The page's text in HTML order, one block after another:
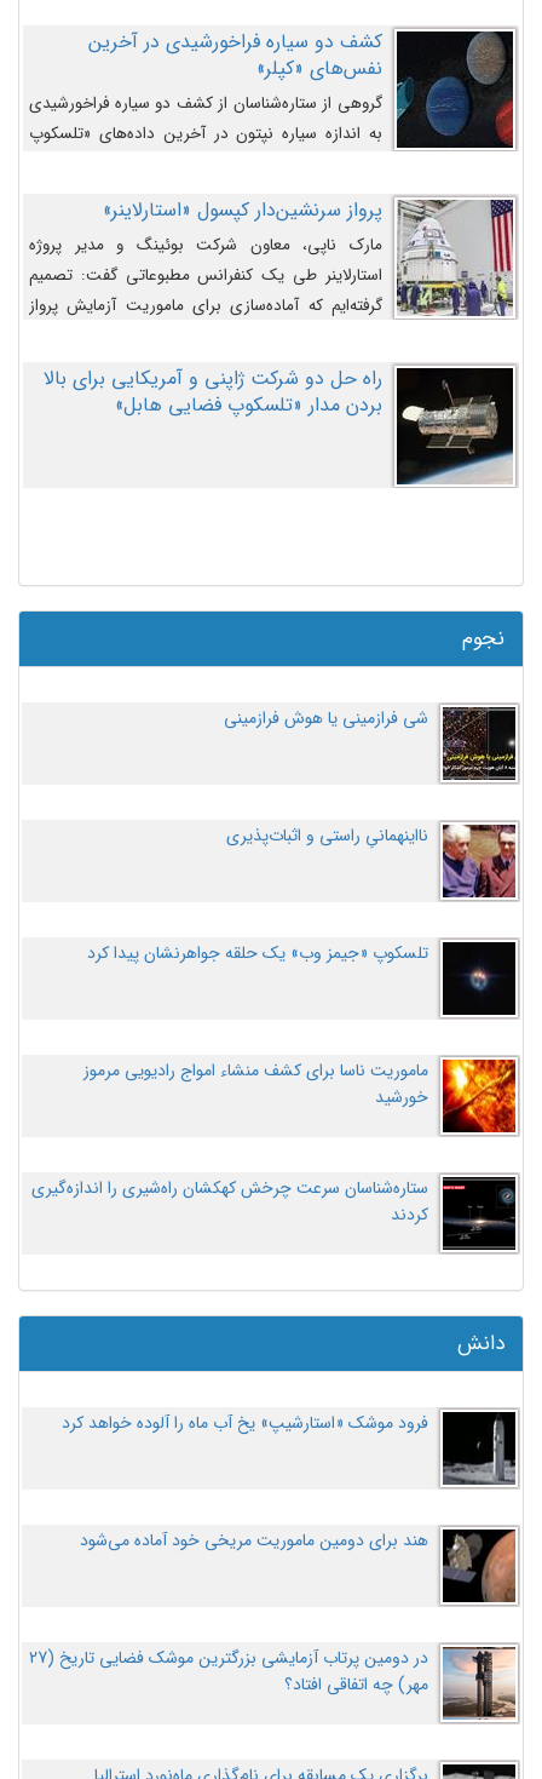
کشف دو سیاره فراخورشیدی در آخرین
نفس‌های «کپلر»
گروهی از ستاره‌شناسان از کشف دو سیاره فراخورشیدی
به اندازه سیاره نپتون در آخرین داده‌های «تلسکوپ
پرواز سرنشین‌دار کپسول «استارلاینر»
مارک ناپی، معاون شرکت بوئینگ و مدیر پروژه
استارلاینر طی یک کنفرانس مطبوعاتی گفت: تصمیم
گرفته‌ایم که آماده‌سازی برای ماموریت آزمایش پرواز
اصلاح کنیم.
راه حل دو شرکت ژاپنی و آمریکایی برای بالا
بردن مدار «تلسکوپ فضایی هابل»
نجوم
شی فرازمینی یا هوش فرازمینی
نااینهمانیِ راستی و اثبات‌پذیری
تلسکوپ «جیمز وب» یک حلقه جواهرنشان پیدا کرد
ماموریت ناسا برای کشف منشاء امواج رادیویی مرموز
خورشید
ستاره‌شناسان سرعت چرخش کهکشان راه‌شیری را اندازه‌گیری
کردند
دانش
فرود موشک «استارشیپ» یخ آب ماه را آلوده خواهد کرد
هند برای دومین ماموریت مریخی خود آماده می‌شود
در دومین پرتاب آزمایشی بزرگترین موشک فضایی تاریخ (27
مهر‌) چه اتفاقی افتاد؟